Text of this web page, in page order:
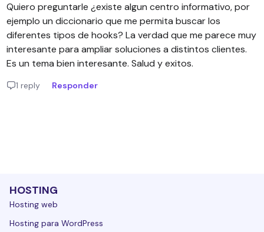
Quiero preguntarle ¿existe algun centro informativo, por
ejemplo un diccionario que me permita buscar los
diferentes tipos de hooks? La verdad que me parece muy
interesante para ampliar soluciones a distintos clientes.
Es un tema bien interesante. Salud y exitos.
1 reply Responder
HOSTING
Hosting web
Hosting para WordPress